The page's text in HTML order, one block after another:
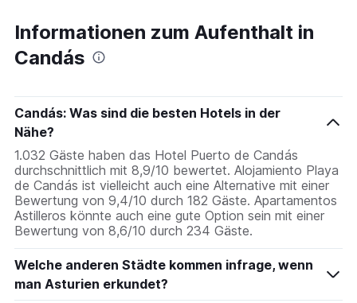
Informationen zum Aufenthalt in
Candás
Candás: Was sind die besten Hotels in der
Nähe?
1.032 Gäste haben das Hotel Puerto de Candás
durchschnittlich mit 8,9/10 bewertet. Alojamiento Playa
de Candás ist vielleicht auch eine Alternative mit einer
Bewertung von 9,4/10 durch 182 Gäste. Apartamentos
Astilleros könnte auch eine gute Option sein mit einer
Bewertung von 8,6/10 durch 234 Gäste.
Welche anderen Städte kommen infrage, wenn
man Asturien erkundet?